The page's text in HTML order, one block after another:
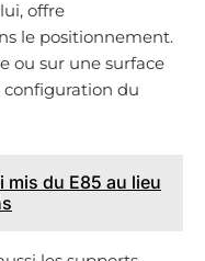
offre
le positionnement.
ou sur une surface
configuration du
mis du E85 au lieu